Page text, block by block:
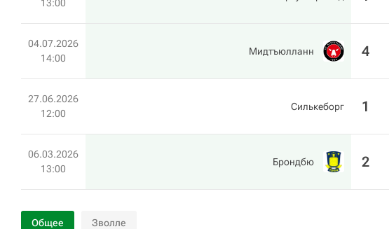
13:00
04.07.2026
14:00
Мидтъюлланн 4
27.06.2026
12:00
Силькеборг 1
06.03.2026
13:00
Брондбю 2
Общее Зволле